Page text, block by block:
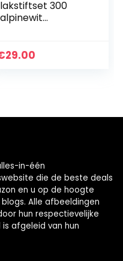
lakstiftset 300
alpinewit
29.00
in-één
die de beste deals
en u op de hoogte
Alle afbeeldingen
hun respectievelijke
afgeleid van hun